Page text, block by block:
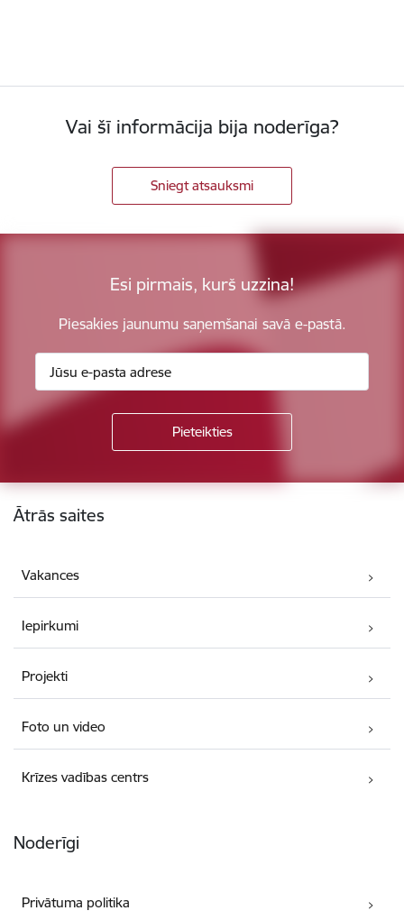
Vai šī informācija bija noderīga?
Sniegt atsauksmi
Esi pirmais, kurš uzzina!
Piesakies jaunumu saņemšanai savā e-pastā.
Kājene
Ātrās saites
Vakances
Iepirkumi
Projekti
Foto un video
Krīzes vadības centrs
Noderīgi
Privātuma politika